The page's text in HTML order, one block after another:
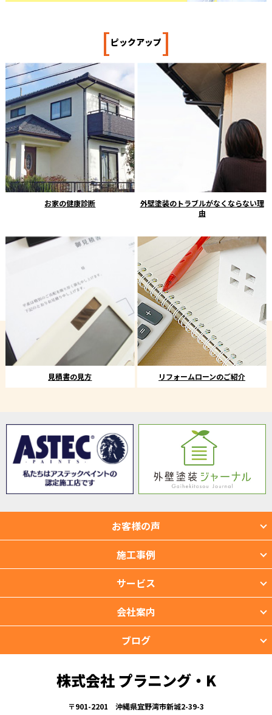
[ピックアップ]
お家の健康診断
外壁塗装のトラブルがなくならない理
由
見積書の見方 リフォームローンのご紹介
お客様の声
施工事例
サービス
会社案内
ブログ
株式会社 プラニング・K
〒901-2201 沖縄県宜野湾市新城2-39-3